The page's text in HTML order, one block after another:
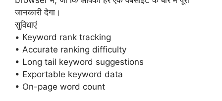
जानकारी देगा।
सुविधाएं
• Keyword rank tracking
• Accurate ranking difficulty
• Long tail keyword suggestions
• Exportable keyword data
• On-page word count